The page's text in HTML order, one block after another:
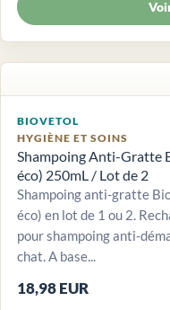
BIOVETOL
HYGIÈNE ET SOINS
Shampoing Anti-Gratte
éco) 250mL / Lot de 2
Shampoing anti-gratte
éco) en lot de 1 ou 2.
pour shampoing anti-
chat. A base...
18,98 EUR